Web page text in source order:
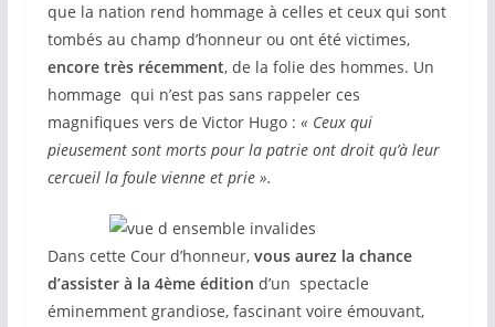
que la nation rend hommage à celles et ceux qui sont
tombés au champ d’honneur ou ont été victimes,
encore très récemment, de la folie des hommes. Un
hommage qui n’est pas sans rappeler ces
magnifiques vers de Victor Hugo : « Ceux qui
pieusement sont morts pour la patrie ont droit qu’à leur
cercueil la foule vienne et prie ».
Dans cette Cour d’honneur, vous aurez la chance
d’assister à la 4ème édition d’un spectacle
éminemment grandiose, fascinant voire émouvant,